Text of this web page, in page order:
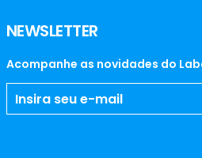
NEWSLETTER
Acompanhe as novidades do